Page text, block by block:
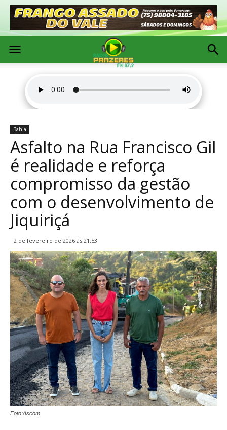
Bahia
Asfalto na Rua Francisco Gil
é realidade e reforça
compromisso da gestão
com o desenvolvimento de
Jiquiriçá
2 de fevereiro de 2026 às 21:53
Foto:Ascom